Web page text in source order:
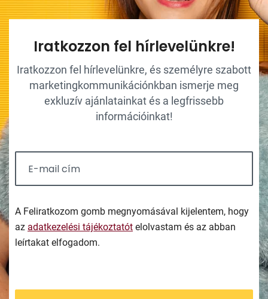
Iratkozzon fel hírlevelünkre!
Iratkozzon fel hírlevelünkre, és személyre szabott
marketingkommunikációnkban ismerje meg
exkluzív ajánlatainkat és a legfrissebb
információinkat!
A Feliratkozom gomb megnyomásával kijelentem, hogy
az adatkezelési tájékoztatót elolvastam és az abban
leírtakat elfogadom.